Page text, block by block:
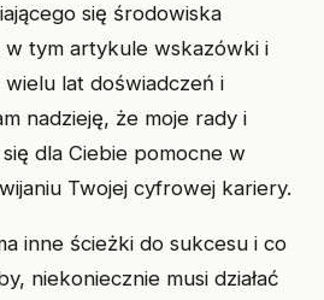
się środowiska
tym artykule wskazówki i
lat doświadczeń i
nadzieję, że moje rady i
dla Ciebie pomocne w
Twojej cyfrowej kariery.
inne ścieżki do sukcesu i co
niekoniecznie musi działać